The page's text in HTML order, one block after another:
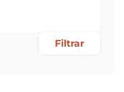
Filtrar